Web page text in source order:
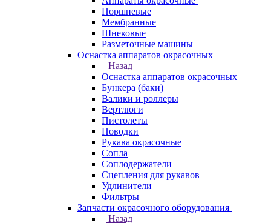
Поршневые
Мембранные
Шнековые
Разметочные машины
Оснастка аппаратов окрасочных
Назад
Оснастка аппаратов окрасочных
Бункера (баки)
Валики и роллеры
Вертлюги
Пистолеты
Поводки
Рукава окрасочные
Сопла
Соплодержатели
Сцепления для рукавов
Удлинители
Фильтры
Запчасти окрасочного оборудования
Назад